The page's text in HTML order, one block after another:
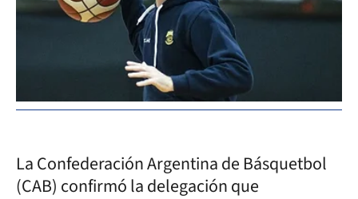
La Confederación Argentina de Básquetbol
(CAB) confirmó la delegación que